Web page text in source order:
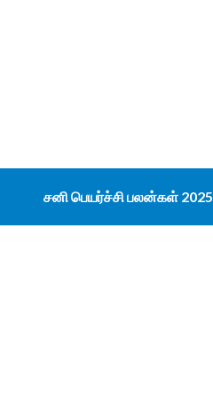
சனி பெயர்ச்சி பலன்கள் 2025